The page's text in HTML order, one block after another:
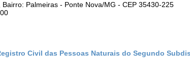
Palmeiras - Ponte Nova/MG - CEP 35430-225
Civil das Pessoas Naturais do Segundo